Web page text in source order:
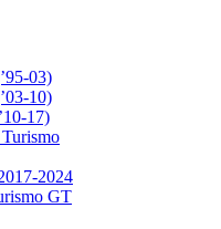
03)
10)
17)
2024
GT